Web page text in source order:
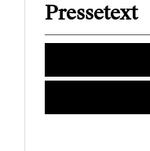
Pressetext